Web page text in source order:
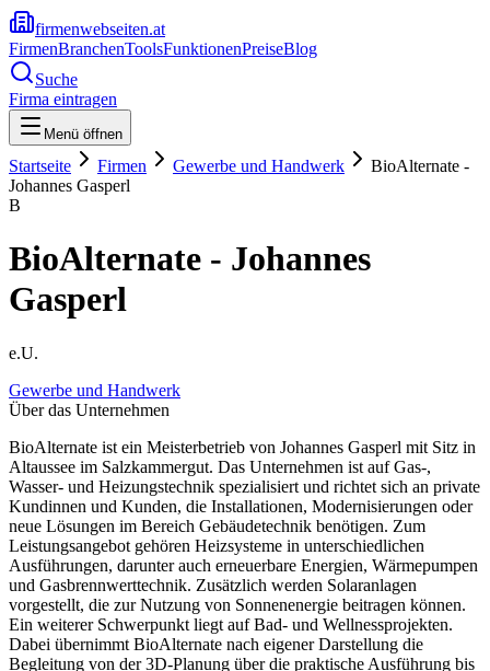
firmenwebseiten.at
FirmenBranchenToolsFunktionenPreiseBlog
Suche
Firma eintragen
Menü öffnen
Startseite Firmen Gewerbe und Handwerk
BioAlternate -
Johannes Gasperl
B
BioAlternate - Johannes
Gasperl
e.U.
Gewerbe und Handwerk
Über das Unternehmen
BioAlternate ist ein Meisterbetrieb von Johannes Gasperl mit Sitz in
Altaussee im Salzkammergut. Das Unternehmen ist auf Gas-,
Wasser- und Heizungstechnik spezialisiert und richtet sich an private
Kundinnen und Kunden, die Installationen, Modernisierungen oder
neue Lösungen im Bereich Gebäudetechnik benötigen. Zum
Leistungsangebot gehören Heizsysteme in unterschiedlichen
Ausführungen, darunter auch erneuerbare Energien, Wärmepumpen
und Gasbrennwerttechnik. Zusätzlich werden Solaranlagen
vorgestellt, die zur Nutzung von Sonnenenergie beitragen können.
Ein weiterer Schwerpunkt liegt auf Bad- und Wellnessprojekten.
Dabei übernimmt BioAlternate nach eigener Darstellung die
Begleitung von der 3D-Planung über die praktische Ausführung bis